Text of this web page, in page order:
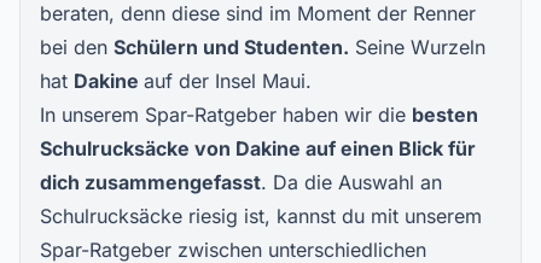
beraten, denn diese sind im Moment der Renner
bei den Schülern und Studenten. Seine Wurzeln
hat Dakine auf der Insel Maui.
In unserem Spar-Ratgeber haben wir die besten
Schulrucksäcke von Dakine auf einen Blick für
dich zusammengefasst. Da die Auswahl an
Schulrucksäcke riesig ist, kannst du mit unserem
Spar-Ratgeber zwischen unterschiedlichen